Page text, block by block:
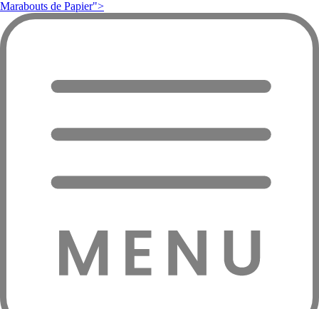
Marabouts de Papier">